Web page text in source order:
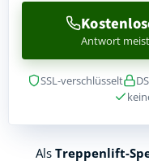
Antwort
SSL-verschlüsselt
Als Treppenlift-